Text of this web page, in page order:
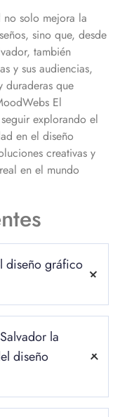
no solo mejora la
sino que, desde
también
y sus audiencias,
duraderas que
El
explorando el
en el diseño
creativas y
en el mundo
diseño gráfico
plataforma digital
acciones del
la
un diálogo entre ellos
la
diseño